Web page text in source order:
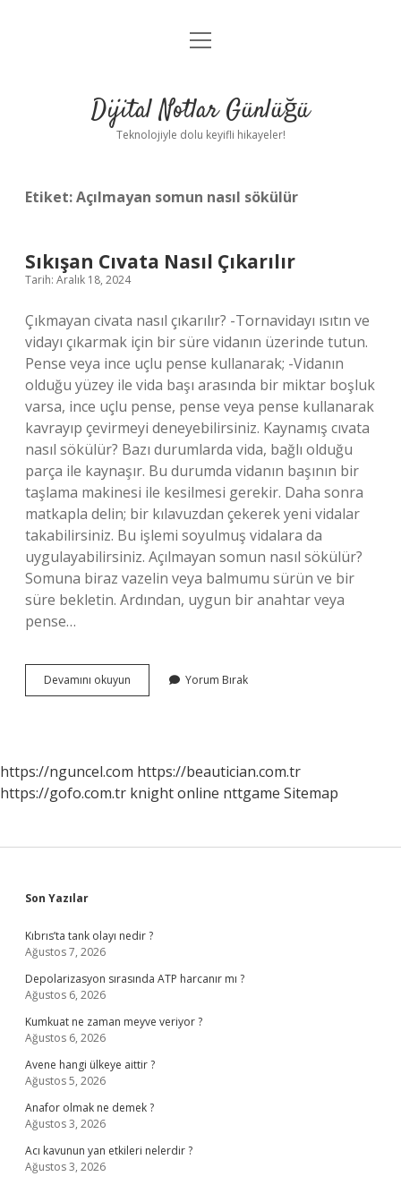
Anasayfa
Yasal Uyarı
menüyü
Dijital Notlar Günlüğü
Teknolojiyle dolu keyifli hikayeler!
Etiket:Açılmayan somun nasıl sökülür
Sıkışan Cıvata Nasıl Çıkarılır
Tarih: Aralık 18, 2024
Çıkmayan civata nasıl çıkarılır? -Tornavidayı ısıtın ve
vidayı çıkarmak için bir süre vidanın üzerinde tutun.
Pense veya ince uçlu pense kullanarak; -Vidanın
olduğu yüzey ile vida başı arasında bir miktar boşluk
varsa, ince uçlu pense, pense veya pense kullanarak
kavrayıp çevirmeyi deneyebilirsiniz. Kaynamış cıvata
nasıl sökülür? Bazı durumlarda vida, bağlı olduğu
parça ile kaynaşır. Bu durumda vidanın başının bir
taşlama makinesi ile kesilmesi gerekir. Daha sonra
matkapla delin; bir kılavuzdan çekerek yeni vidalar
takabilirsiniz. Bu işlemi soyulmuş vidalara da
uygulayabilirsiniz. Açılmayan somun nasıl sökülür?
Somuna biraz vazelin veya balmumu sürün ve bir
süre bekletin. Ardından, uygun bir anahtar veya
pense…
Devamını okuyun
Cıvata
Yorum Bırak
https://nguncel.com https://beautician.com.tr
https://gofo.com.tr knight online nttgame Sitemap
Sidebar
Son Yazılar
Kıbrıs’ta tank olayı nedir ?
Ağustos 7, 2026
Depolarizasyon sırasında ATP harcanır mı ?
Ağustos 6, 2026
Kumkuat ne zaman meyve veriyor ?
Ağustos 6, 2026
Avene hangi ülkeye aittir ?
Ağustos 5, 2026
Anafor olmak ne demek ?
Ağustos 3, 2026
Acı kavunun yan etkileri nelerdir ?
Ağustos 3, 2026